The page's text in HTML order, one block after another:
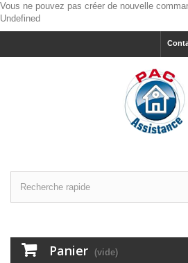
Vous ne pouvez pas créer de nouvelle
Undefined
Panier (vide)